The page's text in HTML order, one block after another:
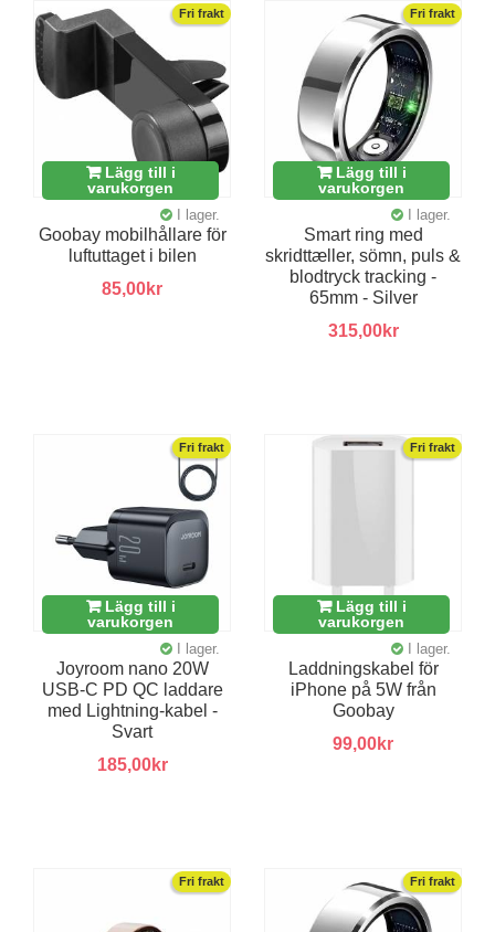
Fri frakt
Lägg till i
varukorgen
I lager.
Goobay mobilhållare för
luftuttaget i bilen
85,00kr
Fri frakt
Lägg till i
varukorgen
I lager.
Smart ring med
skridttæller, sömn, puls &
blodtryck tracking -
65mm - Silver
315,00kr
Fri frakt
Lägg till i
varukorgen
I lager.
Joyroom nano 20W
USB-C PD QC laddare
med Lightning-kabel -
Svart
185,00kr
Fri frakt
Lägg till i
varukorgen
I lager.
Laddningskabel för
iPhone på 5W från
Goobay
99,00kr
Fri frakt Fri frakt